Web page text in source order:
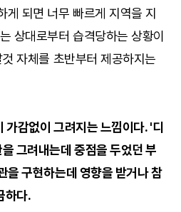
게 되면 너무 빠르게 지역을 지
상대로부터 습격당하는 상황이
자체를 초반부터 제공하지는
감없이 그려지는 느낌이다. '디
그려내는데 중점을 두었던 부
을 구현하는데 영향을 받거나 참
하다.